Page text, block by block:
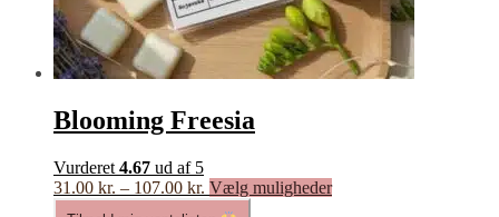
Blooming Freesia
Vurderet 4.67 ud af 5
31.00 kr. – 107.00 kr. Prisinterval:
31.00 kr.
Vælg mulighederDette